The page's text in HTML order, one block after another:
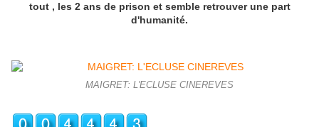
tout , les 2 ans de prison et semble retrouver une part
d'humanité.
MAIGRET: L'ECLUSE CINEREVES